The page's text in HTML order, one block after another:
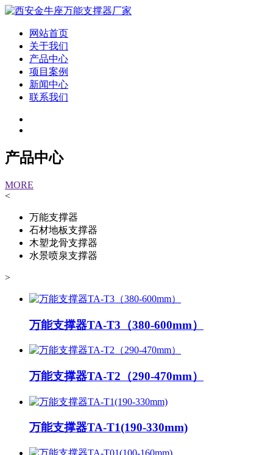
网站首页
关于我们
产品中心
项目案例
新闻中心
联系我们
产品中心
MORE
<
万能支撑器
石材地板支撑器
木塑龙骨支撑器
水景喷泉支撑器
>
万能支撑器TA-T3（380-600mm）
万能支撑器TA-T2（290-470mm）
万能支撑器TA-T1(190-330mm)